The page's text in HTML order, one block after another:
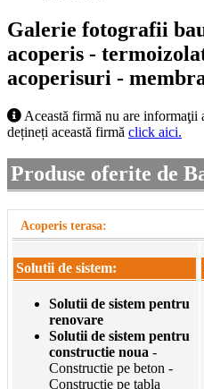
Galerie fotografii
acoperis -
acoperisuri -
Această firmă nu are informaţii
dețineți această firmă click aici.
Produse oferite de
Acoperis terasa:
Solutii de sistem:
Solutii de sistem pentru
renovare
Solutii de sistem pentru
constructie noua -
Constructie pe beton -
Constructie pe tabla